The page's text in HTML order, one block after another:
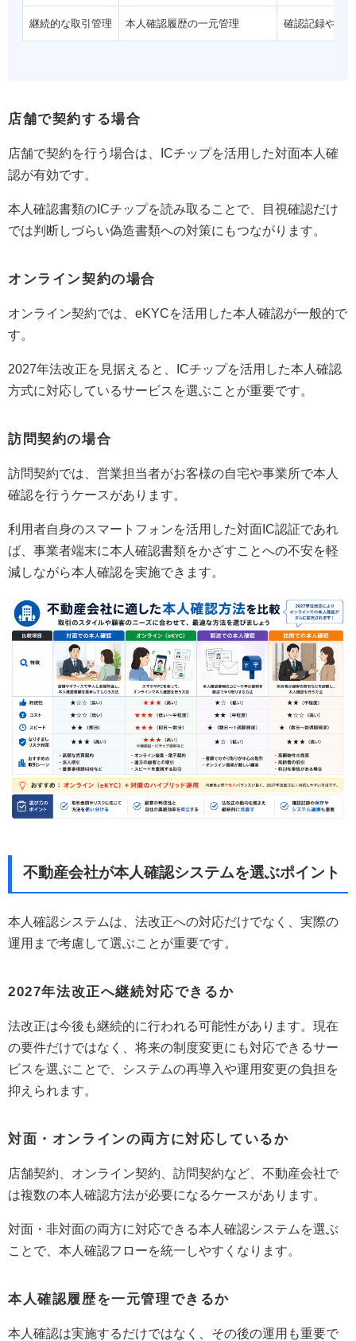
継続的な取引管理 本人確認履歴の一元管理 確認記録や審
店舗で契約する場合
店舗で契約を行う場合は、ICチップを活用した対面本人確
認が有効です。
本人確認書類のICチップを読み取ることで、目視確認だけ
では判断しづらい偽造書類への対策にもつながります。
オンライン契約の場合
オンライン契約では、eKYCを活用した本人確認が一般的で
す。
2027年法改正を見据えると、ICチップを活用した本人確認
方式に対応しているサービスを選ぶことが重要です。
訪問契約の場合
訪問契約では、営業担当者がお客様の自宅や事業所で本人
確認を行うケースがあります。
利用者自身のスマートフォンを活用した対面IC認証であれ
ば、事業者端末に本人確認書類をかざすことへの不安を軽
減しながら本人確認を実施できます。
不動産会社が本人確認システムを選ぶポイント
本人確認システムは、法改正への対応だけでなく、実際の
運用まで考慮して選ぶことが重要です。
2027年法改正へ継続対応できるか
法改正は今後も継続的に行われる可能性があります。現在
の要件だけではなく、将来の制度変更にも対応できるサー
ビスを選ぶことで、システムの再導入や運用変更の負担を
抑えられます。
対面・オンラインの両方に対応しているか
店舗契約、オンライン契約、訪問契約など、不動産会社で
は複数の本人確認方法が必要になるケースがあります。
対面・非対面の両方に対応できる本人確認システムを選ぶ
ことで、本人確認フローを統一しやすくなります。
本人確認履歴を一元管理できるか
本人確認は実施するだけではなく、その後の運用も重要で